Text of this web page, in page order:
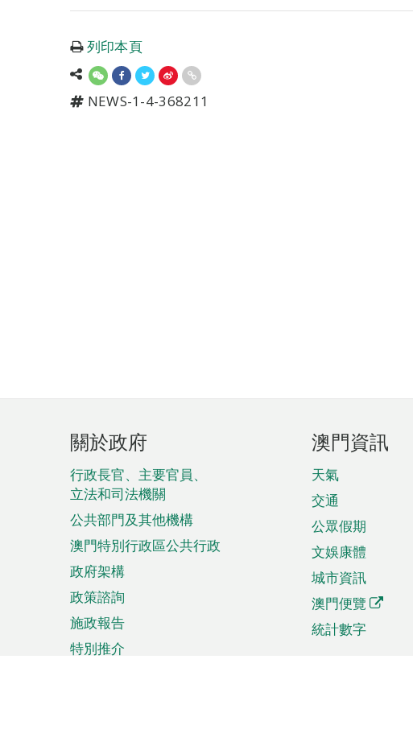
列印本頁
NEWS-1-4-368211
頁
腳
菜
單
關於政府
行政長官、主要官員、
立法和司法機關
公共部門及其他機構
澳門特別行政區公共行政
政府架構
政策諮詢
施政報告
特別推介
澳門資訊
天氣
交通
公眾假期
文娛康體
城市資訊
澳門便覽
統計數字